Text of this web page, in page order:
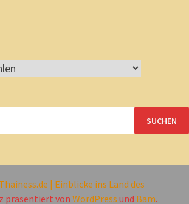
Thainess.de | Einblicke ins Land des
präsentiert von WordPress und Bam.